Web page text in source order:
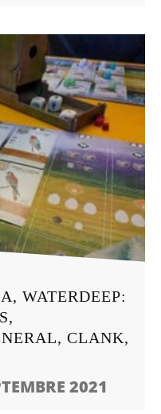
WATERDEEP:
CLANK,
2021